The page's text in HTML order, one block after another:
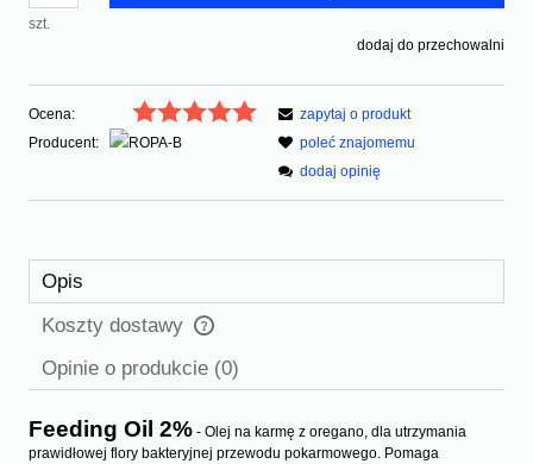
szt.
dodaj do przechowalni
Ocena:
Producent:
zapytaj o produkt
poleć znajomemu
dodaj opinię
Opis
Koszty dostawy
Cena nie zawiera ewentualnych kosztów płatności
Opinie o produkcie (0)
Feeding Oil 2% - Olej na karmę z oregano, dla utrzymania
prawidłowej flory bakteryjnej przewodu pokarmowego. Pomaga